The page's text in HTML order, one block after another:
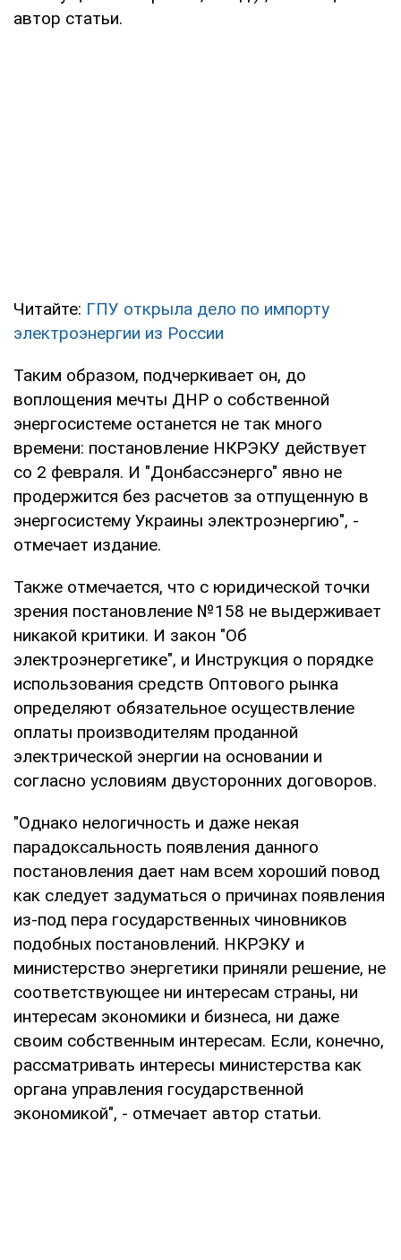
автор статьи.
Читайте: ГПУ открыла дело по импорту
электроэнергии из России
Таким образом, подчеркивает он, до
воплощения мечты ДНР о собственной
энергосистеме останется не так много
времени: постановление НКРЭКУ действует
со 2 февраля. И "Донбассэнерго" явно не
продержится без расчетов за отпущенную в
энергосистему Украины электроэнергию", -
отмечает издание.
Также отмечается, что с юридической точки
зрения постановление №158 не выдерживает
никакой критики. И закон "Об
электроэнергетике", и Инструкция о порядке
использования средств Оптового рынка
определяют обязательное осуществление
оплаты производителям проданной
электрической энергии на основании и
согласно условиям двусторонних договоров.
"Однако нелогичность и даже некая
парадоксальность появления данного
постановления дает нам всем хороший повод
как следует задуматься о причинах появления
из-под пера государственных чиновников
подобных постановлений. НКРЭКУ и
министерство энергетики приняли решение, не
соответствующее ни интересам страны, ни
интересам экономики и бизнеса, ни даже
своим собственным интересам. Если, конечно,
рассматривать интересы министерства как
органа управления государственной
экономикой", - отмечает автор статьи.